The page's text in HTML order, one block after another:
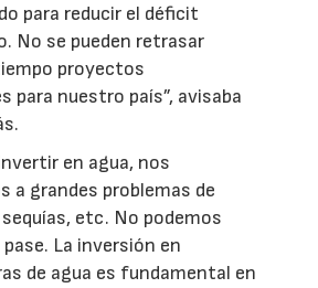
para reducir el déficit
No se pueden retrasar
proyectos
para nuestro país”, avisaba
en agua, nos
a grandes problemas de
etc. No podemos
La inversión en
de agua es fundamental en